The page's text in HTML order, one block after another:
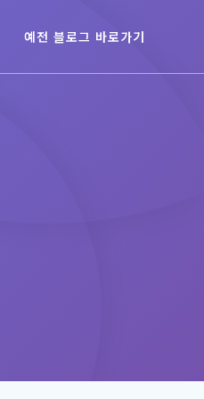
예전 블로그 바로가기